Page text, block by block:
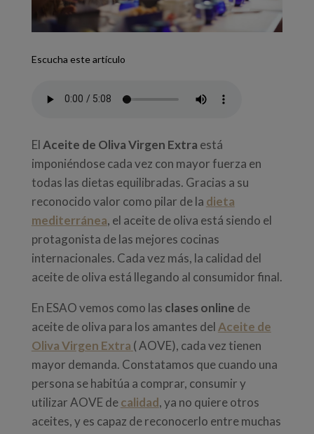
Escucha este artículo
ElAceite de Oliva Virgen Extra está
imponiéndose cada vez con mayor fuerza en
todas las dietas equilibradas. Gracias a su
reconocido valor como pilar de la dieta
mediterránea, el aceite de oliva está siendo el
protagonista de las mejores cocinas
internacionales. Cada vez más, la calidad del
aceite de oliva está llegando al consumidor final.
En ESAO vemos como las clases online de
aceite de oliva para los amantes del Aceite de
Oliva Virgen Extra ( AOVE), cada vez tienen
mayor demanda. Constatamos que cuando una
persona se habitúa a comprar, consumir y
utilizar AOVE decalidad, ya no quiere otros
aceites, y es capaz de reconocerlo entre muchas